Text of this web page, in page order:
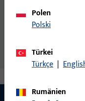
UNI-JET CC:
erforderlich.
[1] unten
Polen
Polski
Türkei
Türkçe |
Rumänien